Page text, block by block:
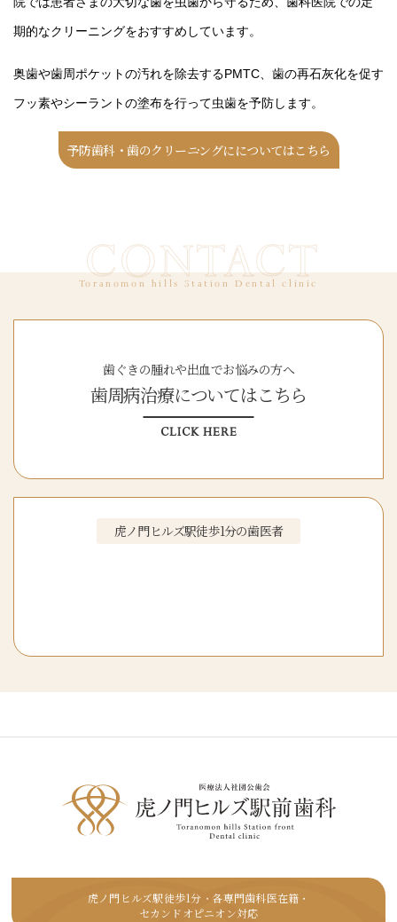
期的なクリーニングをおすすめしています。
奥歯や歯周ポケットの汚れを除去するPMTC、歯の再石灰化を促す
フッ素やシーラントの塗布を行って虫歯を予防します。
予防歯科・歯のクリーニングにについてはこちら
CONTACT
Toranomon hills Station Dental clinic
歯ぐきの腫れや出血でお悩みの方へ
歯周病治療についてはこちら
CLICK HERE
虎ノ門ヒルズ駅徒歩1分の歯医者
虎ノ門ヒルズ駅徒歩1分 ・各専門歯科医在籍 ・
セカンドオピニオン対応